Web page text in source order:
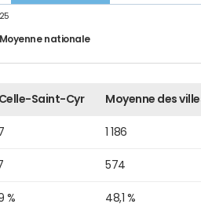
Moyenne nationale
Celle-Saint-Cyr Moyenne des
1 186
574
% 48,1 %